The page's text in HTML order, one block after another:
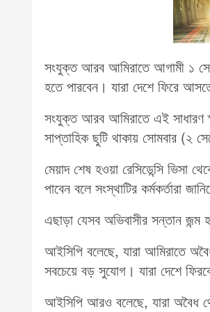
সংযুক্ত আরব আমিরাতে আগামী ১
হতে পারবেন। যারা দেশে ফিরে
সংযুক্ত আরব আমিরাতে এই সাধারণ
সাপ্তাহিক ছুটি থাকায় সোমবার (২
মেয়াদ শেষ হওয়া রেসিডেন্সি
পাবেন বলে সংস্থাটির কর্মকর্তারা
এছাড়া যেসব অভিবাসীর সন্তান
আইসিপি বলেছে, যারা আমিরাতে
সবচেয়ে বড় সুযোগ। যারা দেশে
আইসিপি আরও বলেছে, যারা অবৈধ